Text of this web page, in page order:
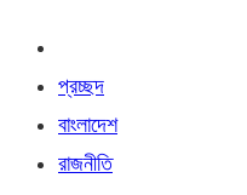
প্রচ্ছদ
বাংলাদেশ
রাজনীতি